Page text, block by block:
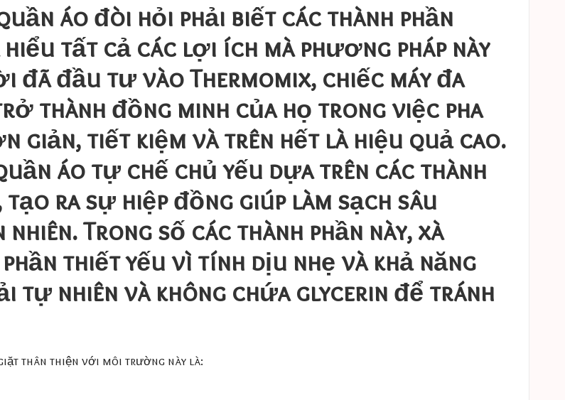
áo đòi hỏi phải biết các thành phần
tất cả các lợi ích mà phương pháp này
đầu tư vào Thermomix, chiếc máy đa
thành đồng minh của họ trong việc pha
giản, tiết kiệm và trên hết là hiệu quả cao.
áo tự chế chủ yếu dựa trên các thành
ra sự hiệp đồng giúp làm sạch sâu
Trong số các thành phần này, xà
thiết yếu vì tính dịu nhẹ và khả năng
tự nhiên và không chứa glycerin để tránh
thân thiện với môi trường này là: